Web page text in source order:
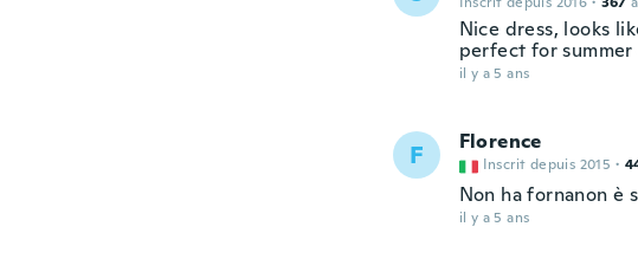
Nice dress, looks
perfect for summer
il y a 5 ans
F Florence
Inscrit depuis 2015 ·
Non ha fornanon è
il y a 5 ans